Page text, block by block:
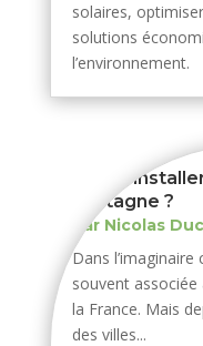
solaires,
solutions
l’environnement.
Faut-il
Bretagne ?
par Nicolas
Dans
souvent associée
la France. Mais
des villes...